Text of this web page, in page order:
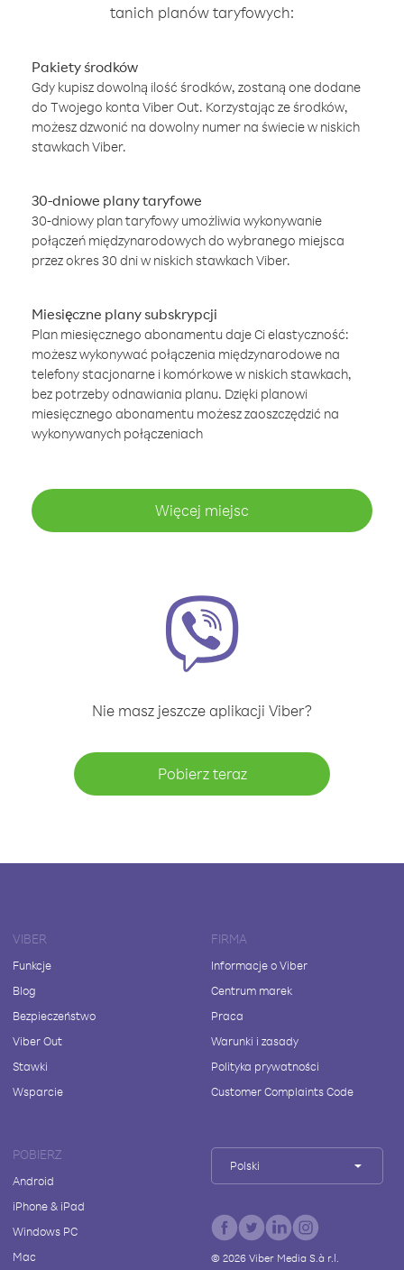
tanich planów taryfowych:
Pakiety środków
Gdy kupisz dowolną ilość środków, zostaną one dodane
do Twojego konta Viber Out. Korzystając ze środków,
możesz dzwonić na dowolny numer na świecie w niskich
stawkach Viber.
30-dniowe plany taryfowe
30-dniowy plan taryfowy umożliwia wykonywanie
połączeń międzynarodowych do wybranego miejsca
przez okres 30 dni w niskich stawkach Viber.
Miesięczne plany subskrypcji
Plan miesięcznego abonamentu daje Ci elastyczność:
możesz wykonywać połączenia międzynarodowe na
telefony stacjonarne i komórkowe w niskich stawkach,
bez potrzeby odnawiania planu. Dzięki planowi
miesięcznego abonamentu możesz zaoszczędzić na
wykonywanych połączeniach
Więcej miejsc
Nie masz jeszcze aplikacji Viber?
Pobierz teraz
VIBER
Funkcje
Blog
Bezpieczeństwo
Viber Out
Stawki
Wsparcie
FIRMA
Informacje o Viber
Centrum marek
Praca
Warunki i zasady
Polityka prywatności
Customer Complaints Code
POBIERZ
Android
iPhone & iPad
Windows PC
Mac
Polski
© 2026Viber Media S.à r.l.